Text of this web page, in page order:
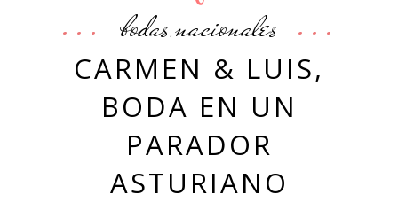
bodas,nacionales
CARMEN & LUIS,
BODA EN UN
PARADOR
ASTURIANO